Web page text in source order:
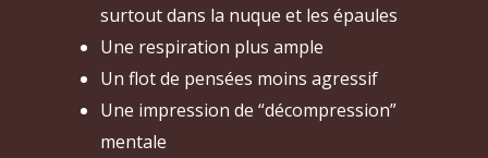
surtout dans la nuque et les épaules
Une respiration plus ample
Un flot de pensées moins agressif
Une impression de “décompression”
mentale